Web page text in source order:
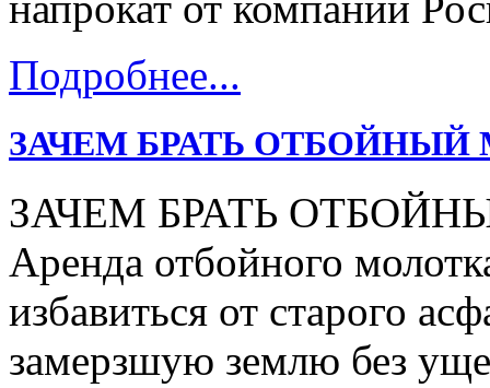
Подробнее...
ЗАЧЕМ БРАТЬ ОТБОЙНЫЙ
ЗАЧЕМ БРАТЬ
Аренда отбойного
избавиться от старого
замерзшую землю без